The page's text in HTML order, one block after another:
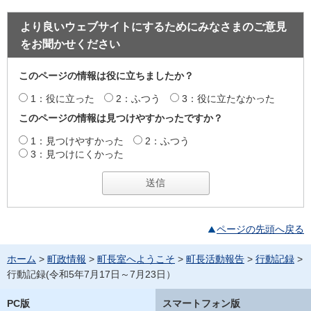
より良いウェブサイトにするためにみなさまのご意見
をお聞かせください
このページの情報は役に立ちましたか？
1：役に立った 2：ふつう
3：役に立たなかった
このページの情報は見つけやすかったですか？
1：見つけやすかった
2：ふつう
3：見つけにくかった
ページの先頭へ戻る
ホーム > 町政情報 > 町長室へようこそ > 町長活動報告 > 行動記録 >
行動記録(令和5年7月17日～7月23日）
PC版 スマートフォン版